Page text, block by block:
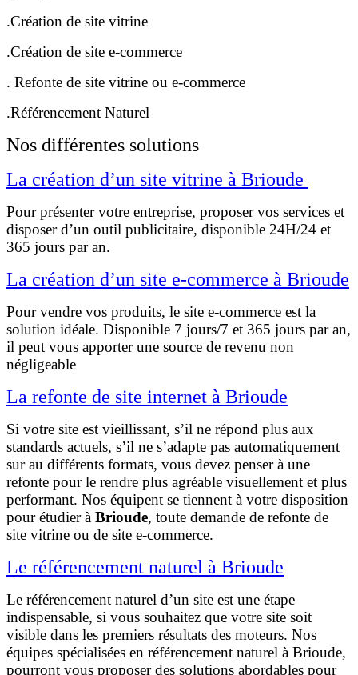
.Création de site vitrine
.Création de site e-commerce
. Refonte de site vitrine ou e-commerce
.Référencement Naturel
Nos différentes solutions
La création d’un site vitrine à Brioude
Pour présenter votre entreprise, proposer vos services et
disposer d’un outil publicitaire, disponible 24H/24 et
365 jours par an.
La création d’un site e-commerce à Brioude
Pour vendre vos produits, le site e-commerce est la
solution idéale. Disponible 7 jours/7 et 365 jours par an,
il peut vous apporter une source de revenu non
négligeable
La refonte de site internet à Brioude
Si votre site est vieillissant, s’il ne répond plus aux
standards actuels, s’il ne s’adapte pas automatiquement
sur au différents formats, vous devez penser à une
refonte pour le rendre plus agréable visuellement et plus
performant. Nos équipent se tiennent à votre disposition
pour étudier à Brioude, toute demande de refonte de
site vitrine ou de site e-commerce.
Le référencement naturel à Brioude
Le référencement naturel d’un site est une étape
indispensable, si vous souhaitez que votre site soit
visible dans les premiers résultats des moteurs. Nos
équipes spécialisées en référencement naturel à Brioude,
pourront vous proposer des solutions abordables pour